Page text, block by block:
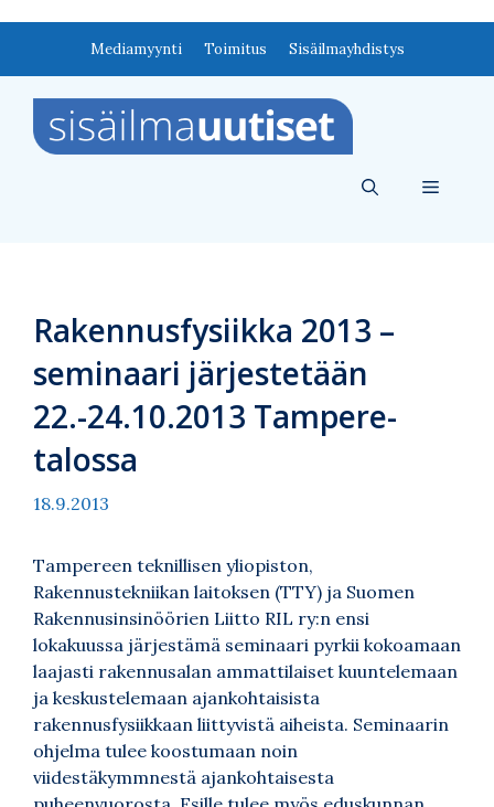
Mediamyynti Toimitus Sisäilmayhdistys
Valikko
Rakennusfysiikka 2013 –
seminaari järjestetään
22.-24.10.2013 Tampere-
talossa
18.9.2013
Tampereen teknillisen yliopiston,
Rakennustekniikan laitoksen (TTY) ja Suomen
Rakennusinsinöörien Liitto RIL ry:n ensi
lokakuussa järjestämä seminaari pyrkii kokoamaan
laajasti rakennusalan ammattilaiset kuuntelemaan
ja keskustelemaan ajankohtaisista
rakennusfysiikkaan liittyvistä aiheista. Seminaarin
ohjelma tulee koostumaan noin
viidestäkymmnestä ajankohtaisesta